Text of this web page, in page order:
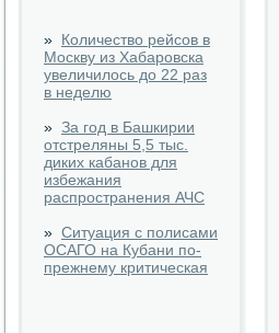
» Количество рейсов в
Москву из Хабаровска
увеличилось до 22 раз
в неделю
» За год в Башкирии
отстреляны 5,5 тыс.
диких кабанов для
избежания
распространения АЧС
» Ситуация с полисами
ОСАГО на Кубани по-
прежнему критическая